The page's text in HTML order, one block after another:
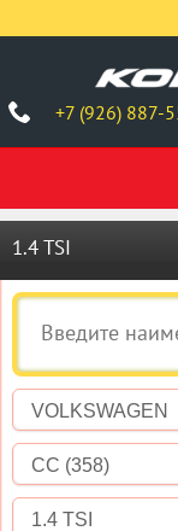
+7 (926) 887-
1.4 TSI
VOLKSWAGEN
CC (358)
1.4 TSI